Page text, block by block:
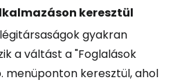
keresztül
gyakran
a váltást a "Foglalások
menüponton keresztül, ahol